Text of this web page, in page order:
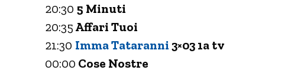
20:30 5 Minuti
20:35 Affari Tuoi
21:30 Imma Tataranni 3×03 1a tv
00:00 Cose Nostre